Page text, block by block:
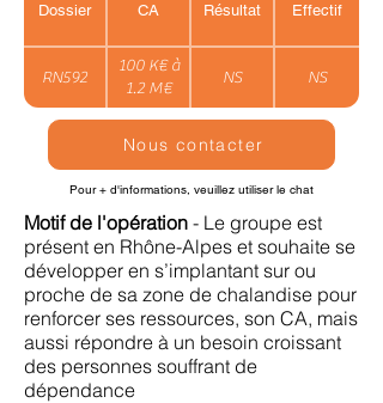
Dossier CA Résultat Effectif
RN592
100 K€ à
1.2 M€
NS NS
Nous contacter
Pour + d'informations, veuillez utiliser le chat
Motif de l'opération - Le groupe est
présent en Rhône-Alpes et souhaite se
développer en s’implantant sur ou
proche de sa zone de chalandise pour
renforcer ses ressources, son CA, mais
aussi répondre à un besoin croissant
des personnes souffrant de
dépendance